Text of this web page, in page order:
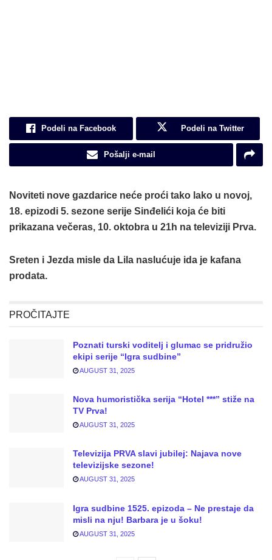
Podeli na Facebook Podeli na Twitter
Pošalji e-mail
Noviteti nove gazdarice neće proći tako lako u novoj,
18. epizodi 5. sezone serije Sinđelići koja će biti
prikazana večeras, 10. oktobra u 21h na televiziji Prva.
Sreten i Jezda misle da Lila naslućuje ida je kafana
prodata.
PROČITAJTE
Poznati turski voditelj i glumac se pridružio
ekipi serije “Igra sudbine”
AUGUST 31, 2025
Nova humoristička serija “Hotel ***” stiže na
TV Prva!
AUGUST 31, 2025
Televizija PRVA slavi jubilej: Najava nove
televizijske sezone!
AUGUST 31, 2025
Igra sudbine 1525. epizoda – Ne prestaje da
misli na nju! Barbara je u šoku!
AUGUST 31, 2025